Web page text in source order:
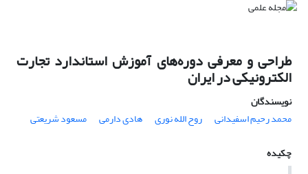
طراحی و معرفی دوره‌های آموزش استاندارد تجارت
الکترونیکی در ایران
نویسندگان
محمد رحیم اسفیدانی
روح الله نوری هادی دارمی
مسعود شریعتی
چکیده